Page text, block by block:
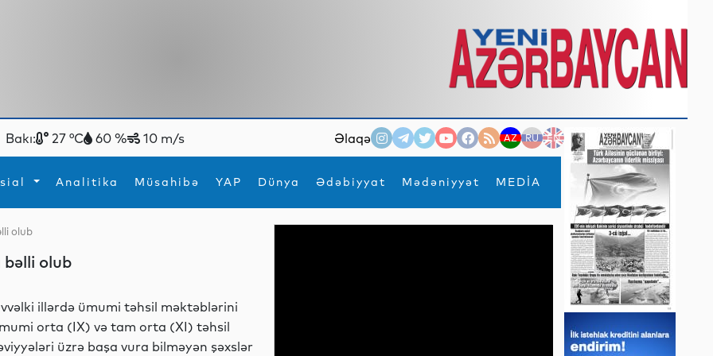
Bakı: 27 °C 60 % 10 m/s Əlaqə AZ RU EN
Analitika Müsahibə YAP Dünya Ədəbiyyat Mədəniyyət MEDİA
×
İdmanYeni texnologiyalar
olub
bəlli olub
illərdə ümumi təhsil məktəblərini
orta (IX) və tam orta (XI) təhsil
üzrə başa vura bilməyən şəxslər